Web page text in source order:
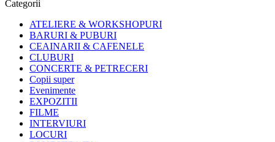
Categorii
ATELIERE & WORKSHOPURI
BARURI & PUBURI
CEAINARII & CAFENELE
CLUBURI
CONCERTE & PETRECERI
Copii super
Evenimente
EXPOZITII
FILME
INTERVIURI
LOCURI